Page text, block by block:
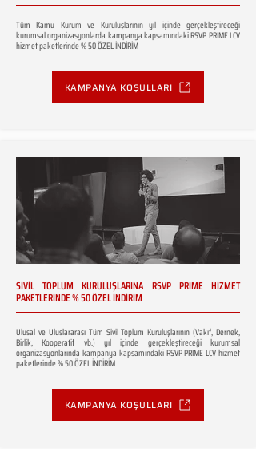
Tüm Kamu Kurum ve Kuruluşlarının yıl içinde gerçekleştireceği
kurumsal organizasyonlarda kampanya kapsamındaki RSVP PRIME LCV
hizmet paketlerinde % 50 ÖZEL İNDİRİM
KAMPANYA KOŞULLARI
SİVİL TOPLUM KURULUŞLARINA RSVP PRIME HİZMET
PAKETLERİNDE % 50 ÖZEL İNDİRİM
Ulusal ve Uluslararası Tüm Sivil Toplum Kuruluşlarının (Vakıf, Dernek,
Birlik, Kooperatif vb.) yıl içinde gerçekleştireceği kurumsal
organizasyonlarında kampanya kapsamındaki RSVP PRIME LCV hizmet
paketlerinde % 50 ÖZEL İNDİRİM
KAMPANYA KOŞULLARI